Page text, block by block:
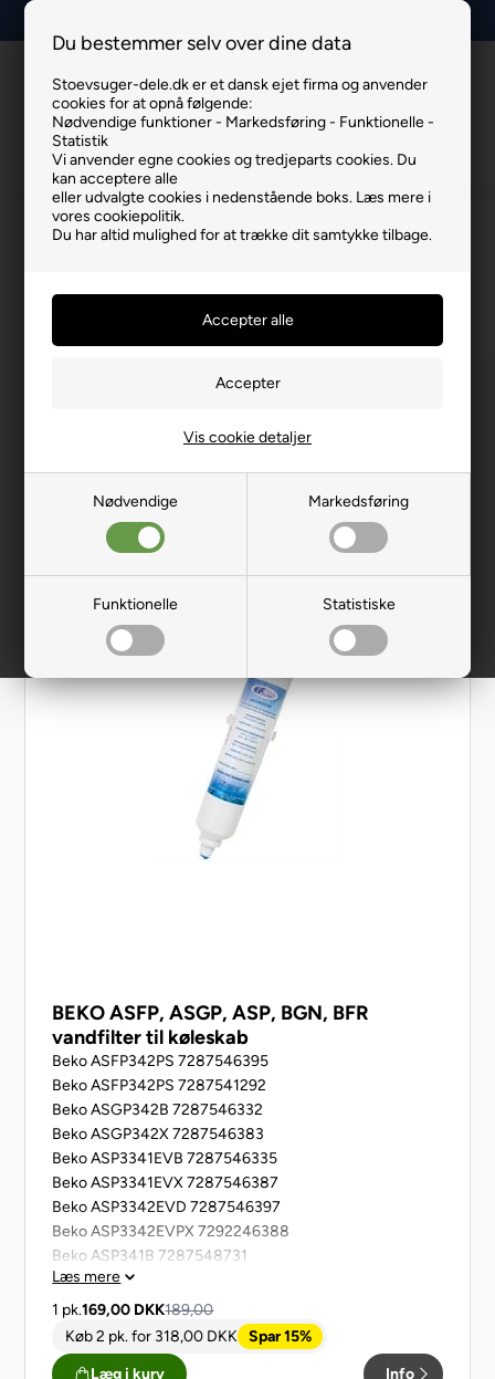
Du bestemmer selv over dine data
Stoevsuger-dele.dk er et dansk ejet firma og anvender
cookies for at opnå følgende:
Nødvendige funktioner - Markedsføring - Funktionelle -
Statistik
Vi anvender egne cookies og tredjeparts cookies. Du
kan acceptere alle
eller udvalgte cookies i nedenstående boks. Læs mere i
vores cookiepolitik.
Du har altid mulighed for at trække dit samtykke tilbage.
Nødvendige Markedsføring
Funktionelle Statistiske
Vis cookie detaljer
InfoKurv
Vandfilter
BEKO ASFP, ASGP, ASP, BGN, BFR
vandfilter til køleskab
Beko ASFP342PS 7287546395
Beko ASFP342PS 7287541292
Beko ASGP342B 7287546332
Beko ASGP342X 7287546383
Beko ASP3341EVB 7287546335
Beko ASP3341EVX 7287546387
Beko ASP3342EVD 7287546397
Beko ASP3342EVPX 7292246388
Beko ASP341B 7287548731
Beko ASP341S 7287548791
Beko ASP341X 7287548785
Beko ASPM341LPX 7287546388
Beko ASPM341PX 7287546392
Læs mere
1 pk.169,00 DKK189,00
Køb 2 pk.for 318,00 DKK Spar 15%
Læg i kurv
Info